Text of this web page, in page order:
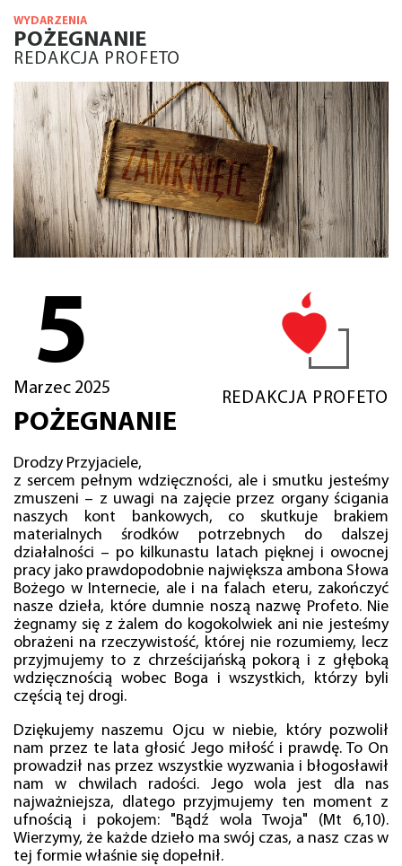
WYDARZENIA
POŻEGNANIE
REDAKCJA PROFETO
5
Marzec 2025
REDAKCJA PROFETO
POŻEGNANIE
Drodzy Przyjaciele,
z sercem pełnym wdzięczności, ale i smutku jesteśmy
zmuszeni – z uwagi na zajęcie przez organy ścigania
naszych kont bankowych, co skutkuje brakiem
materialnych środków potrzebnych do dalszej
działalności – po kilkunastu latach pięknej i owocnej
pracy jako prawdopodobnie największa ambona Słowa
Bożego w Internecie, ale i na falach eteru, zakończyć
nasze dzieła, które dumnie noszą nazwę Profeto. Nie
żegnamy się z żalem do kogokolwiek ani nie jesteśmy
obrażeni na rzeczywistość, której nie rozumiemy, lecz
przyjmujemy to z chrześcijańską pokorą i z głęboką
wdzięcznością wobec Boga i wszystkich, którzy byli
częścią tej drogi.
Dziękujemy naszemu Ojcu w niebie, który pozwolił
nam przez te lata głosić Jego miłość i prawdę. To On
prowadził nas przez wszystkie wyzwania i błogosławił
nam w chwilach radości. Jego wola jest dla nas
najważniejsza, dlatego przyjmujemy ten moment z
ufnością i pokojem: "Bądź wola Twoja" (Mt 6,10).
Wierzymy, że każde dzieło ma swój czas, a nasz czas w
tej formie właśnie się dopełnił.